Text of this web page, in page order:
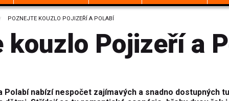
CURRENT:
POZNEJTE KOUZLO POJIZEŘÍ A POLABÍ
kouzlo Pojizeří a
nabízí nespočet zajímavých a snadno dostupných